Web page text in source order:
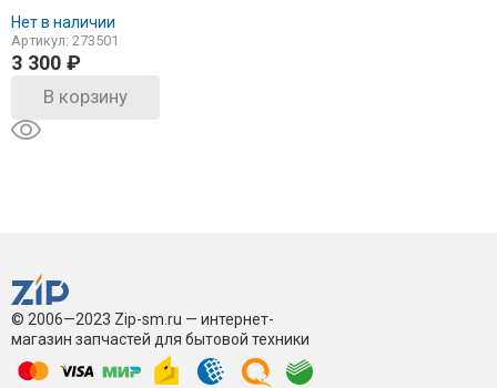
Нет в наличии
Артикул: 273501
3 300 ₽
В корзину
© 2006—2023 Zip-sm.ru — интернет-
магазин запчастей для бытовой техники